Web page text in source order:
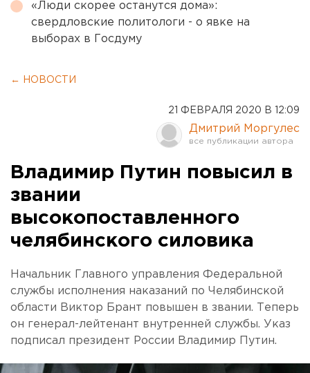
«Люди скорее останутся дома»:
свердловские политологи - о явке на
выборах в Госдуму
← НОВОСТИ
21 ФЕВРАЛЯ 2020 В 12:09
Дмитрий Моргулес
Владимир Путин повысил в
звании
высокопоставленного
челябинского силовика
Начальник Главного управления Федеральной
службы исполнения наказаний по Челябинской
области Виктор Брант повышен в звании. Теперь
он генерал-лейтенант внутренней службы. Указ
подписал президент России Владимир Путин.